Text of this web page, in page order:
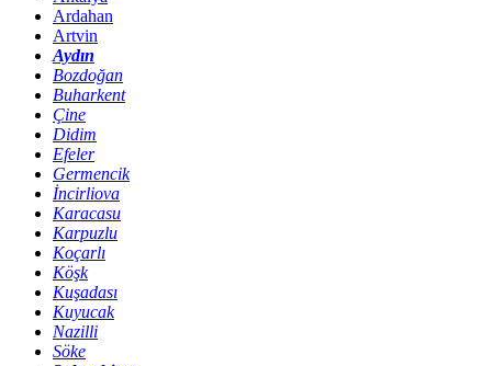
Ardahan
Artvin
Aydın
Bozdoğan
Buharkent
Çine
Didim
Efeler
Germencik
İncirliova
Karacasu
Karpuzlu
Koçarlı
Köşk
Kuşadası
Kuyucak
Nazilli
Söke